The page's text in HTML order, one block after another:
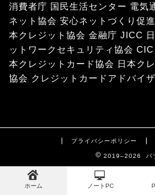
消費者庁 国民生活センター 電気
ネット協会 安心ネットづくり促
本クレジット協会 金融庁 JICC
ットワークセキュリティ協会 CIC
本クレジットカード協会 日本ク
協会 クレジットカードアドバイ
プライバシーポリシー
2019–2026 パ
ホーム ノートPC